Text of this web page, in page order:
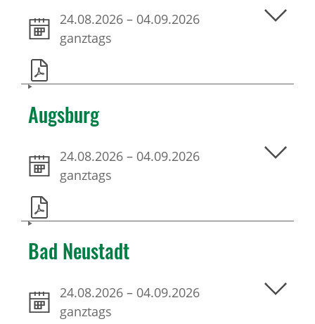
24.08.2026 – 04.09.2026
ganztags
Augsburg
24.08.2026 – 04.09.2026
ganztags
Bad Neustadt
24.08.2026 – 04.09.2026
ganztags